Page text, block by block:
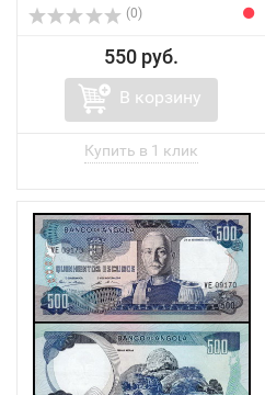
(0)
550 руб.
В корзину